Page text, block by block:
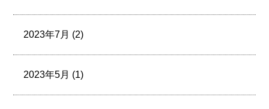
2023年7月 (2)
2023年5月 (1)